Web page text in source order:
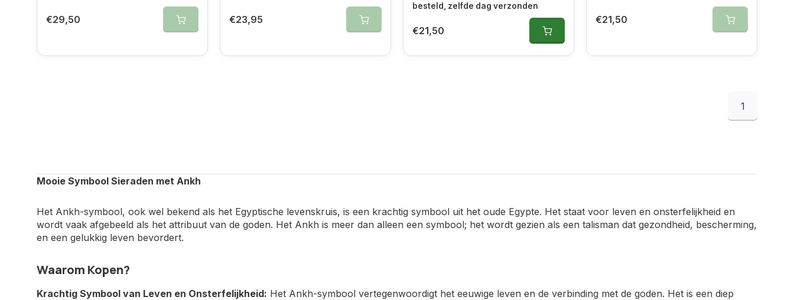
€29,50 €23,95
besteld, zelfde dag verzonden
€21,50
€21,50
1
Mooie Symbool Sieraden met Ankh
Het Ankh-symbool, ook wel bekend als het Egyptische levenskruis, is een krachtig symbool uit het oude Egypte. Het staat voor leven en onsterfelijkheid en
wordt vaak afgebeeld als het attribuut van de goden. Het Ankh is meer dan alleen een symbool; het wordt gezien als een talisman dat gezondheid, bescherming,
en een gelukkig leven bevordert.
Waarom Kopen?
Krachtig Symbool van Leven en Onsterfelijkheid: Het Ankh-symbool vertegenwoordigt het eeuwige leven en de verbinding met de goden. Het is een diep